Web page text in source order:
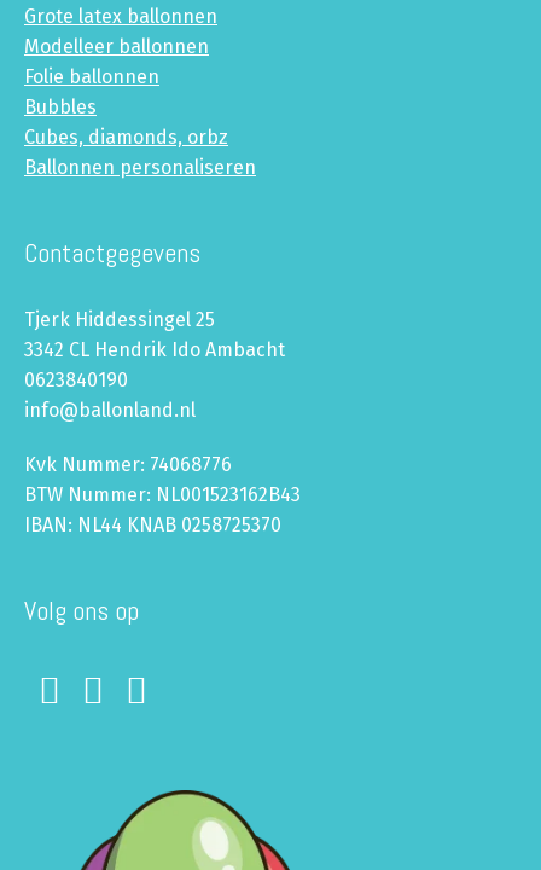
Grote latex ballonnen
Modelleer ballonnen
Folie ballonnen
Bubbles
Cubes, diamonds, orbz
Ballonnen personaliseren
Contactgegevens
Tjerk Hiddessingel 25
3342 CL Hendrik Ido Ambacht
0623840190
info@ballonland.nl
Kvk Nummer: 74068776
BTW Nummer: NL001523162B43
IBAN: NL44 KNAB 0258725370
Volg ons op